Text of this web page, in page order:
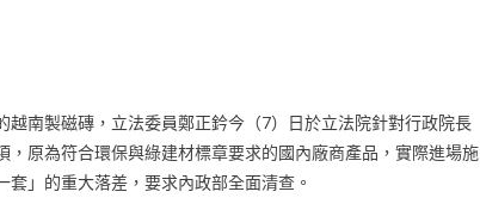
南製磁磚，立法委員鄭正鈐今（7）日於立法院針對行政院長
原為符合環保與綠建材標章要求的國內廠商產品，實際進場施
」的重大落差，要求內政部全面清查。